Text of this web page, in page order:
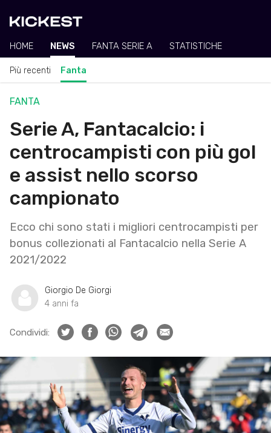
HOME NEWS FANTA SERIE A STATISTICHE
Più recenti Fanta
FANTA
Serie A, Fantacalcio: i
centrocampisti con più gol
e assist nello scorso
campionato
Ecco chi sono stati i migliori centrocampisti per
bonus collezionati al Fantacalcio nella Serie A
2021/2022
Giorgio De Giorgi
4 anni fa
Condividi: